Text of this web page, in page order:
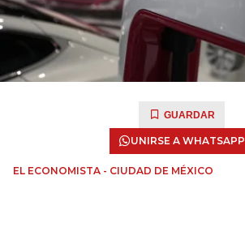
GUARDAR
UNIRSE A WHATSAPP
EL ECONOMISTA - CIUDAD DE MÉXICO